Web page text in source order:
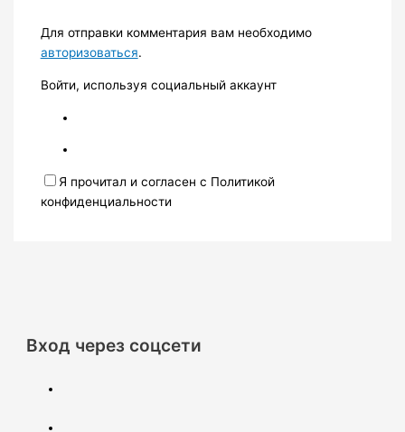
Для отправки комментария вам необходимо
авторизоваться.
Войти, используя социальный аккаунт
Я прочитал и согласен с Политикой
конфиденциальности
Вход через соцсети